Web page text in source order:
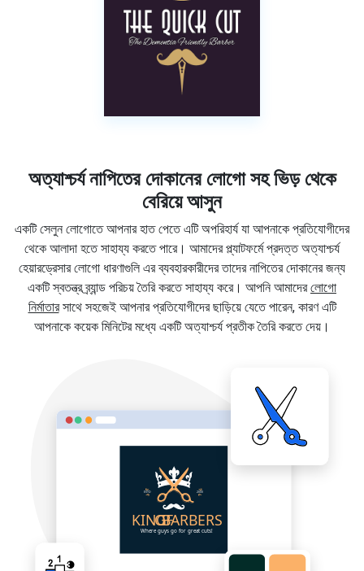
অত্যাশ্চর্য নাপিতের দোকানের লোগো সহ ভিড় থেকে
বেরিয়ে আসুন
একটি সেলুন লোগোতে আপনার হাত পেতে এটি অপরিহার্য যা আপনাকে প্রতিযোগীদের
থেকে আলাদা হতে সাহায্য করতে পারে। আমাদের প্ল্যাটফর্মে প্রদত্ত অত্যাশ্চর্য
হেয়ারড্রেসার লোগো ধারণাগুলি এর ব্যবহারকারীদের তাদের নাপিতের দোকানের জন্য
একটি স্বতন্ত্র ব্র্যান্ড পরিচয় তৈরি করতে সাহায্য করে। আপনি আমাদেরলোগো
নির্মাতারসাথে সহজেই আপনার প্রতিযোগীদের ছাড়িয়ে যেতে পারেন, কারণ এটি
আপনাকে কয়েক মিনিটের মধ্যে একটি অত্যাশ্চর্য প্রতীক তৈরি করতে দেয়।